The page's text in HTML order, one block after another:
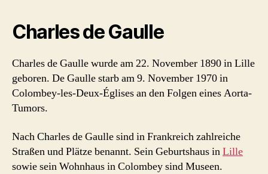
Charles de Gaulle
Charles de Gaulle wurde am 22. November 1890 in Lille
geboren. De Gaulle starb am 9. November 1970 in
Colombey-les-Deux-Églises an den Folgen eines Aorta-
Tumors.
Nach Charles de Gaulle sind in Frankreich zahlreiche
Straßen und Plätze benannt. Sein Geburtshaus inLille
sowie sein Wohnhaus in Colombey sind Museen.